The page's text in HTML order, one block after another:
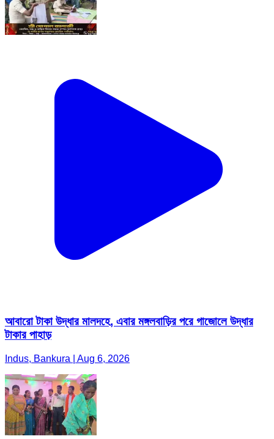
আবারো টাকা উদ্ধার মালদহে, এবার মঙ্গলবাড়ির পরে গাজোলে উদ্ধার
টাকার পাহাড়
Indus, Bankura | Aug 6, 2026